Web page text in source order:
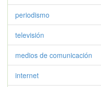
periodismo
televisión
medios de comunicación
internet